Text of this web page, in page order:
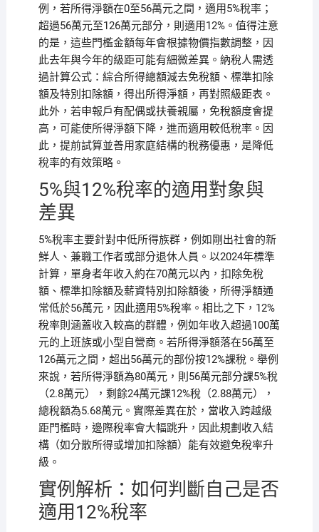
例，若所得淨額在0至56萬元之間，適用5%稅率；
超過56萬元至126萬元部分，則適用12%。值得注意
的是，這些門檻金額每年會根據物價指數調整，因
此去年與今年的級距可能有細微差異。納稅人需透
過計算公式：綜合所得總額減去免稅額、標準扣除
額及特別扣除額，得出所得淨額，再對照級距表。
此外，若申報戶有配偶或扶養親屬，免稅額度會提
高，可能使所得淨額下降，進而適用較低稅率。因
此，提前試算並善用家庭結構的稅務優惠，是降低
稅率的有效策略。
5%與12%稅率的適用對象與
差異
5%稅率主要針對中低所得族群，例如剛出社會的新
鮮人、兼職工作者或部分退休人員。以2024年標準
計算，單身者年收入約在70萬元以內，扣除免稅
額、標準扣除額及薪資特別扣除額後，所得淨額通
常低於56萬元，因此適用5%稅率。相比之下，12%
稅率則涵蓋收入較高的群體，例如年收入超過100萬
元的上班族或小型自營商。若所得淨額落在56萬至
126萬元之間，超出56萬元的部份按12%課稅。舉例
來說，若所得淨額為80萬元，則56萬元部分課5%稅
（2.8萬元），剩餘24萬元課12%稅（2.88萬元），
總稅額為5.68萬元。實際差異在於，當收入跨越級
距門檻時，邊際稅率會大幅跳升，因此規劃收入結
構（如分散所得或增加扣除額）能有效避免稅率升
級。
實例解析：如何判斷自己是否
適用12%稅率